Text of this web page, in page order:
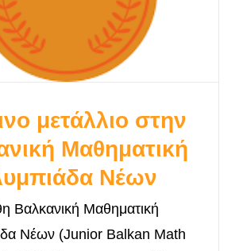
μετάλλιο στην
Μαθηματική
Νέων
Βαλκανική Μαθηματική
Νέων (Junior Balkan Math